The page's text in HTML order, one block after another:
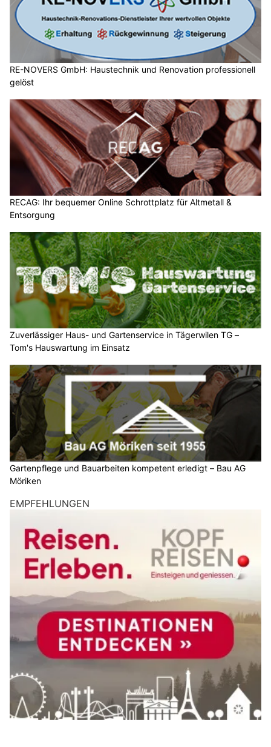
RE-NOVERS GmbH: Haustechnik und Renovation professionell
gelöst
RECAG: Ihr bequemer Online Schrottplatz für Altmetall &
Entsorgung
Zuverlässiger Haus- und Gartenservice in Tägerwilen TG –
Tom's Hauswartung im Einsatz
Gartenpflege und Bauarbeiten kompetent erledigt – Bau AG
Möriken
EMPFEHLUNGEN